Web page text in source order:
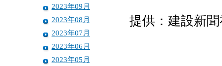
2023年09月
2023年08月
2023年07月
2023年06月
2023年05月
提供：建設新聞